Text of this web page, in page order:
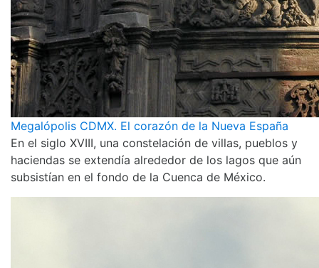
Megalópolis CDMX. El corazón de la Nueva España
En el siglo XVIII, una constelación de villas, pueblos y
haciendas se extendía alrededor de los lagos que aún
subsistían en el fondo de la Cuenca de México.